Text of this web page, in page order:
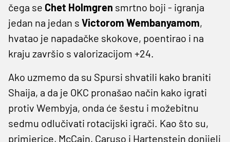
čega se Chet Holmgren smrtno boji - igranja
jedan na jedan s Victorom Wembanyamom,
hvatao je napadačke skokove, poentirao i na
kraju završio s valorizacijom +24.
Ako uzmemo da su Spursi shvatili kako braniti
Shaija, a da je OKC pronašao način kako igrati
protiv Wembyja, onda će šestu i možebitnu
sedmu odlučivati rotacijski igrači. Kao što su,
primjerice, McCain, Caruso i Hartenstein donijeli